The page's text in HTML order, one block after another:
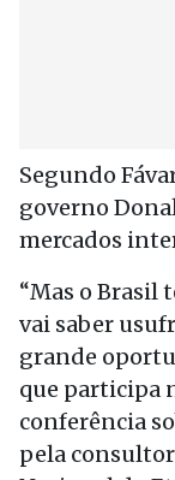
Segundo
governo
mercados
“Mas o Brasil
vai saber
grande
que participa
conferência
pela